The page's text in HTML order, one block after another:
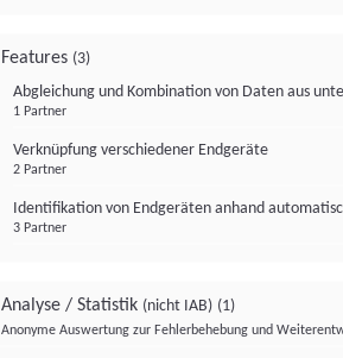
Features (3)
Abgleichung und Kombination von Daten aus
1 Partner
Verknüpfung verschiedener Endgeräte
2 Partner
Identifikation von Endgeräten anhand
3 Partner
Analyse / Statistik (nicht IAB) (1)
Anonyme Auswertung zur Fehlerbehebung und